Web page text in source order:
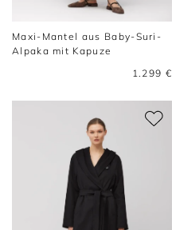
Maxi-Mantel aus Baby-Suri-
Alpaka mit Kapuze
1.299 €